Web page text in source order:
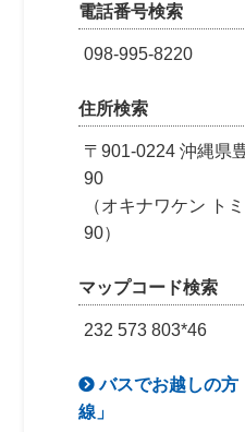
電話番号検索
098-995-8220
住所検索
〒901-0224 沖縄県
90
（オキナワケン ト
90）
マップコード検索
232 573 803*46
バスでお越しの方
線」